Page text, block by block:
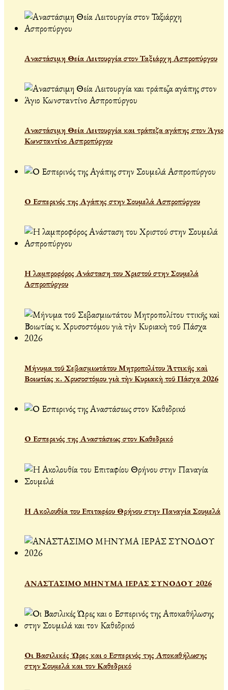
Αναστάσιμη Θεία Λειτουργία στον Ταξιάρχη Ασπροπύργου
Αναστάσιμη Θεία Λειτουργία και τράπεζα αγάπης στον Άγιο
Κωνσταντίνο Ασπροπύργου
Ο Εσπερινός της Αγάπης στην Σουμελά Ασπροπύργου
Η λαμπροφόρος Ανάσταση του Χριστού στην Σουμελά
Ασπροπύργου
Μήνυμα τοῦ Σεβασμιωτάτου Μητροπολίτου Ἀττικῆς καὶ
Βοιωτίας κ. Χρυσοστόμου γιὰ τὴν Κυριακὴ τοῦ Πάσχα 2026
Ο Εσπερινός της Αναστάσεως στον Καθεδρικό
Η Ακολουθία του Επιταφίου Θρήνου στην Παναγία Σουμελά
ΑΝΑΣΤΑΣΙΜΟ ΜΗΝΥΜΑ ΙΕΡΑΣ ΣΥΝΟΔΟΥ 2026
Οι Βασιλικές Ώρες και ο Εσπερινός της Αποκαθήλωσης
στην Σουμελά και τον Καθεδρικό